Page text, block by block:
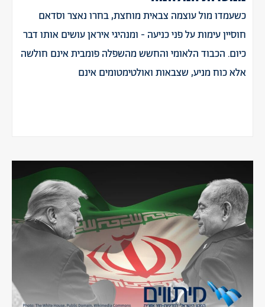
כשעמדו מול עוצמה צבאית מוחצת, בחרו נאצר וסדאם
חוסיין עימות על פני כניעה - ומנהיגי איראן עושים אותו דבר
כיום. הכבוד הלאומי והחשש מהשפלה פומבית אינם חולשה
אלא כוח מניע, שצבאות ואולטימטומים אינם